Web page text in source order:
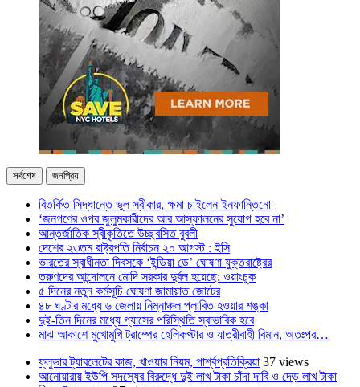
সর্বশেষ জনপ্রিয়
বিতর্কিত সিদ্ধান্তে ভুল স্বীকার, ক্ষমা চাইলেন ইনফান্তিনো
‘জনগণের ওপর জুলুমকারীদের আর আস্ফালনের সুযোগ হবে না’
আন্তর্জাতিক স্বীকৃতিতে উচ্ছ্বসিত বুবলী
দেশের ২৩তম রাষ্ট্রপতি নির্বাচন ২০ আগস্ট : ইসি
ভারতের স্বাধীনতা দিবসকে ‘ইন্ডিয়া ডে’ ঘোষণা যুক্তরাষ্ট্রের
তরুণদের আন্দোলনে মোদি সরকার দুর্বল হয়েছে: ওয়াংচুক
৫ দিনের নতুন কর্মসূচি ঘোষণা জামায়াত জোটের
৪৮ ঘণ্টার মধ্যে ৬ জেলায় নিম্নাঞ্চল প্লাবিত হওয়ার শঙ্কা
দুই-তিন দিনের মধ্যে গ্যাসের পরিস্থিতি স্বাভাবিক হবে
মাঝ আকাশে মুখোমুখি ট্রাম্পের হেলিকপ্টার ও যাত্রীবাহী বিমান, অতঃপর…
ফ্লুভার ট্যাবলেটের কাজ, খাওয়ার নিয়ম, পার্শ্বপ্রতিক্রিয়া 37 views
আনোয়ারায় ইউপি সদস্যের বিরুদ্ধে দুই লাখ টাকা চাঁদা দাবি ও দেড় লাখ টাকা